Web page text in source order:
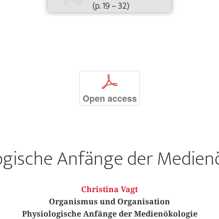
(p. 19 – 32)
p
Open access
Anfänge der
Christina Vagt
Organismus und Organisation
Physiologische Anfänge der Medienökologie